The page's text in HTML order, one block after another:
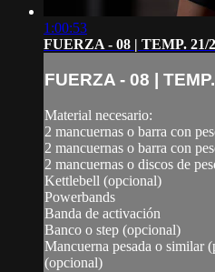
1:00:53
FUERZA - 08 | TEMP. 21/
FUERZA - 08 |
Material necesario:
2 mancuernas o barra con
2 mancuernas o barra con
2 mancuernas o discos de
Kettlebell (opcional)
Powerbands
Banda de activación
Banco o step (opcional)
Mancuerna pesada o similar
(opcional)